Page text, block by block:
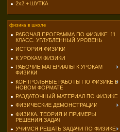
2х2 + ШУТКА
физика в школе
РАБОЧАЯ ПРОГРАММА ПО ФИЗИКЕ. 11
КЛАСС. УГЛУБЛЕННЫЙ УРОВЕНЬ
ИСТОРИЯ ФИЗИКИ
К УРОКАМ ФИЗИКИ
РАБОЧИЕ МАТЕРИАЛЫ К УРОКАМ
ФИЗИКИ
КОНТРОЛЬНЫЕ РАБОТЫ ПО ФИЗИКЕ В
НОВОМ ФОРМАТЕ
РАЗДАТОЧНЫЙ МАТЕРИАЛ ПО ФИЗИКЕ
ФИЗИЧЕСКИЕ ДЕМОНСТРАЦИИ
ФИЗИКА. ТЕОРИЯ И ПРИМЕРЫ
РЕШЕНИЯ ЗАДАЧ
УЧИМСЯ РЕШАТЬ ЗАДАЧИ ПО ФИЗИКЕ